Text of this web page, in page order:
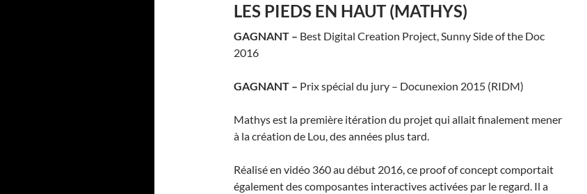
LES PIEDS EN HAUT (MATHYS)
GAGNANT – Best Digital Creation Project, Sunny Side of the Doc
2016
GAGNANT – Prix spécial du jury – Docunexion 2015 (RIDM)
Mathys est la première itération du projet qui allait finalement mener
à la création de Lou, des années plus tard.
Réalisé en vidéo 360 au début 2016, ce proof of concept comportait
également des composantes interactives activées par le regard. Il a